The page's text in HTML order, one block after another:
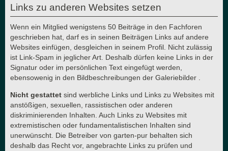
Links zu anderen Websites setzen
Wenn ein Mitglied wenigstens 50 Beiträge in den Fachforen
geschrieben hat, darf es in seinen Beiträgen Links auf andere
Websites einfügen, desgleichen in seinem Profil. Nicht zulässig
ist Link-Spam in jeglicher Art. Deshalb dürfen keine Links in der
Signatur oder im persönlichen Text eingefügt werden,
ebensowenig in den Bildbeschreibungen der Galeriebilder .
Nicht gestattet sind werbliche Links und Links zu Websites mit
anstößigen, sexuellen, rassistischen oder anderen
diskriminierenden Inhalten. Auch Links zu Websites mit
extremistischen oder fundamentalistischen Inhalten sind
unerwünscht. Die Betreiber von garten-pur behalten sich
deshalb das Recht vor, angebrachte Links zu prüfen und